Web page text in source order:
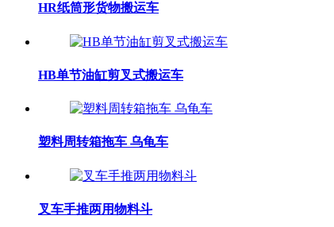
HR纸筒形货物搬运车
HB单节油缸剪叉式搬运车
塑料周转箱拖车 乌龟车
叉车手推两用物料斗